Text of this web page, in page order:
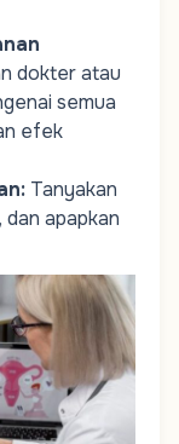
dokter atau
semua
efek
: Tanyakan
apapkan